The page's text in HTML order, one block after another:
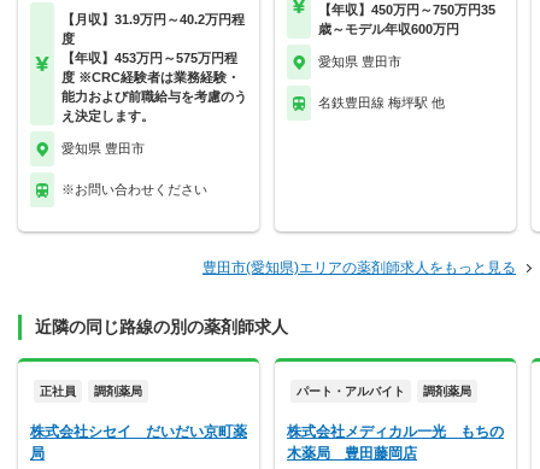
【月収】31.9万円～40.2万円程
度
【年収】453万円～575万円程
度 ※CRC経験者は業務経験・
能力および前職給与を考慮のう
え決定します。
愛知県 豊田市
※お問い合わせください
【年収】450万円～750万円35
歳～モデル年収600万円
愛知県 豊田市
名鉄豊田線 梅坪駅 他
豊田市(愛知県)エリアの薬剤師求人をもっと見る
近隣の同じ路線の別の薬剤師求人
正社員 調剤薬局
株式会社シセイ だいだい京町薬
局
パート・アルバイト 調剤薬局
株式会社メディカル一光 もちの
木薬局 豊田藤岡店